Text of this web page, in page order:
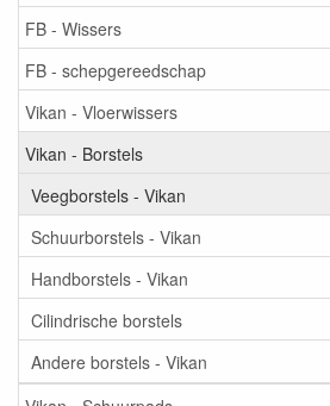
FB - Wissers
FB - schepgereedschap
Vikan - Vloerwissers
Vikan - Borstels
Veegborstels - Vikan
Schuurborstels - Vikan
Handborstels - Vikan
Cilindrische borstels
Andere borstels - Vikan